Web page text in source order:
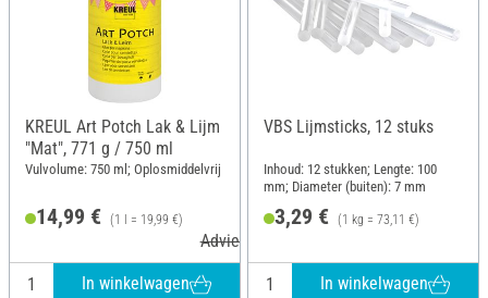
KREUL Art Potch Lak & Lijm
"Mat", 771 g / 750 ml
Vulvolume: 750 ml; Oplosmiddelvrij
14,99 € (1 l = 19,99 €)
Adviesprijs 17,99 €
In winkelwagen
VBS Lijmsticks, 12 stuks
Inhoud: 12 stukken; Lengte: 100
mm; Diameter (buiten): 7 mm
3,29 € (1 kg = 73,11 €)
In winkelwagen